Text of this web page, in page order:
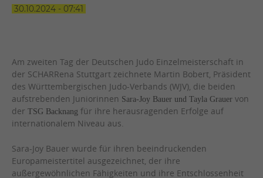
30.10.2024 - 07:41
Am zweiten Tag der Deutschen Judo Einzelmeisterschaft in
der SCHARRena Stuttgart zeichnete Martin Bobert, Präsident
des Württembergischen Judo-Verbands (WJV), die beiden
aufstrebenden Juniorinnen Sara-Joy Bauer und Tayla Grauer von
der TSG Backnang für ihre herausragenden Erfolge auf
internationalem Niveau aus.
Sara-Joy Bauer wurde für ihren beeindruckenden
Europameistertitel ausgezeichnet, der ihre
außergewöhnlichen Fähigkeiten und ihre Entschlossenheit